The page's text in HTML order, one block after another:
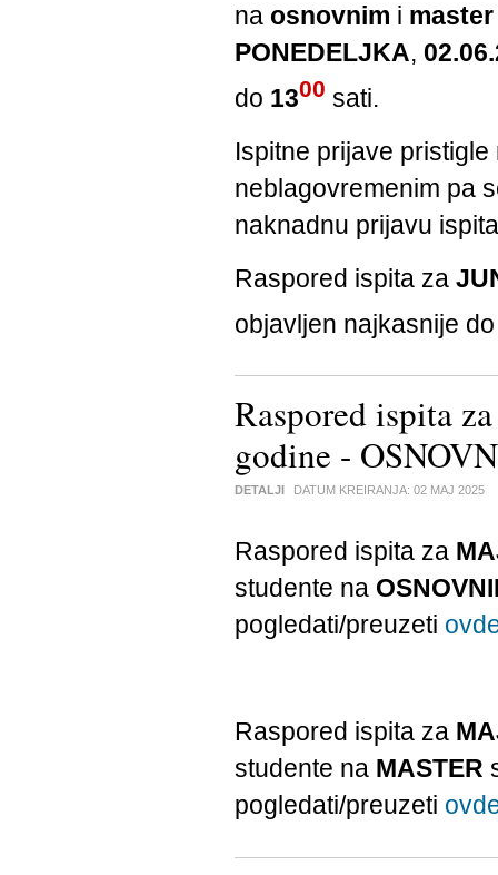
na osnovnim i master
PONEDELJKA,
do 1300 sati.
Ispitne prijave
neblagovremenim pa
naknadnu prijavu
Raspored ispita za
objavlјen najkasnije
Raspored ispita
godine -
DETALJI DATUM KREIRANJA: 02 MAJ 2025
Raspored ispita za
studente na
pogledati/preuzeti
Raspored ispita za
studente na MASTER
pogledati/preuzeti